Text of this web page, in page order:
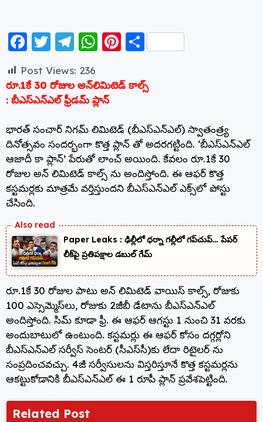
F
c
e
o
o
k
T
w
itt
er
T
e
g
m
W
a
ts
p
p
Pi
er
S
a
re
Post Views: 236
రూ.1కే 30 రోజుల అన్‌లిమిటెడ్‌ కాల్స్‌
: బీఎస్ఎన్ఎల్ ఫ్రీడమ్ ప్లాన్
భారత్‌ సంచార్‌ నిగమ్‌ లిమిటెడ్‌ (బీఎస్ఎన్‌ఎల్‌) స్వాతంత్ర్య
దినోత్సవం సందర్భంగా కొత్త ప్లాన్‌ తో అదరగట్టింది. ‘బీఎస్‌ఎన్‌ఎల్
ఆజాదీ కా ప్లాన్‌’ పేరుతో లాంచ్‌ అయింది. కేవలం రూ.1కే 30
రోజుల అన్ లిమిటెడ్ కాల్స్ ను అందిస్తోంది. ఈ ఆఫర్‌ కొత్త
కస్టమర్లకు మాత్రమే వర్తిస్తుందని బీఎస్‌ఎన్‌ఎల్ ఎక్స్‌లో పోస్టు
చేసింది.
Paper Leaks : ఢిల్లీలో ధర్నా గల్లీలో గప్‌చుప్… పేపర్
లీక్‌పై ప్రతిపక్షాల డబుల్ గేమ్
రూ.1కే 30 రోజుల పాటు అన్ లిమిటెడ్ వాయిస్‌ కాల్స్‌, రోజుకు
100 ఎస్సెమ్మెస్‌లు, రోజుకు 2జీబీ డేటాను బీఎస్‌ఎన్‌ఎల్‌
అందిస్తోంది. సిమ్‌ కూడా ఫ్రీ. ఈ ఆఫర్‌ ఆగస్టు 1 నుంచి 31 వరకు
అందుబాటులో ఉంటుంది. కస్టమర్లు ఈ ఆఫర్‌ కోసం దగ్గర్లోని
బీఎస్‌ఎన్‌ఎల్‌ సర్వీస్‌ సెంటర్‌ (సీఎస్‌సీ)కు లేదా రిటైలర్‌ ను
సంప్రదించవచ్చు. 4జీ సర్వీసులను విస్తరిస్తూనే కొత్త కస్టమర్లను
ఆకట్టుకోడానికి బీఎస్ఎన్ఎల్ ఈ 1 రూపీ ప్లాన్ ప్రవేశపెట్టింది.
Related Post